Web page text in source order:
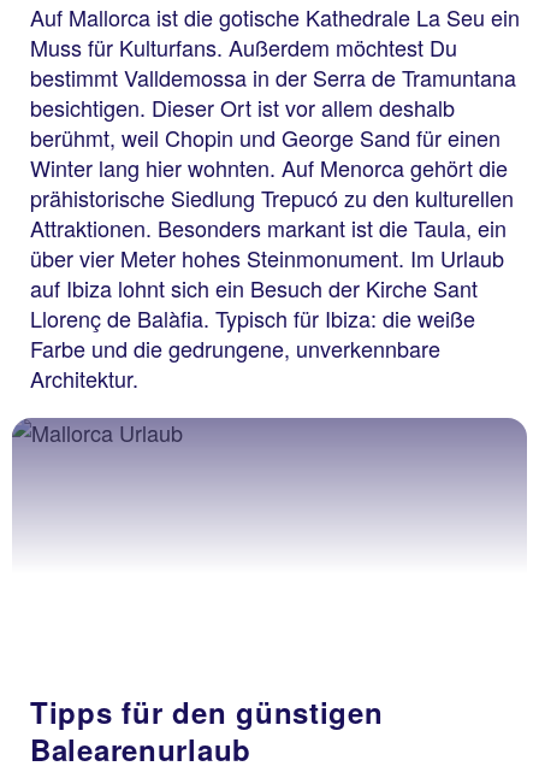
Auf Mallorca ist die gotische Kathedrale La Seu ein
Muss für Kulturfans. Außerdem möchtest Du
bestimmt Valldemossa in der Serra de Tramuntana
besichtigen. Dieser Ort ist vor allem deshalb
berühmt, weil Chopin und George Sand für einen
Winter lang hier wohnten. Auf Menorca gehört die
prähistorische Siedlung Trepucó zu den kulturellen
Attraktionen. Besonders markant ist die Taula, ein
über vier Meter hohes Steinmonument. Im Urlaub
auf Ibiza lohnt sich ein Besuch der Kirche Sant
Llorenç de Balàfia. Typisch für Ibiza: die weiße
Farbe und die gedrungene, unverkennbare
Architektur.
Tipps für den günstigen
Balearenurlaub